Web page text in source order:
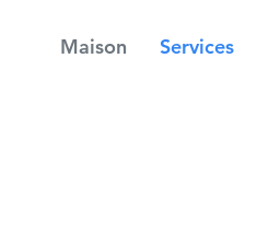
Maison Services